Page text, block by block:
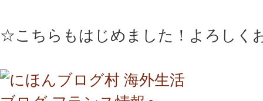
☆こちらもはじめました！よろしく